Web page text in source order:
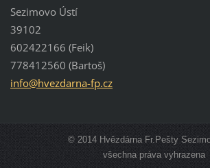
Sezimovo Ústí
39102
602422166 (Feik)
778412560 (Bartoš)
info@hvezdarna-fp.cz
© 2014 Hvězdárna Fr.Pešty
všechna práva vyhrazena